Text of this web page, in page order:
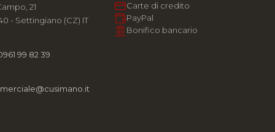
21
- Settingiano (CZ) IT
99 82 39
Carte di credito
PayPal
Bonifico bancario